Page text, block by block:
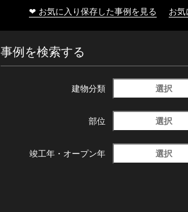
❤ お気に入り保存した事例を見る お
事例を検索する
建物分類 選択
部位 選択
竣工年・ オープン年 選択